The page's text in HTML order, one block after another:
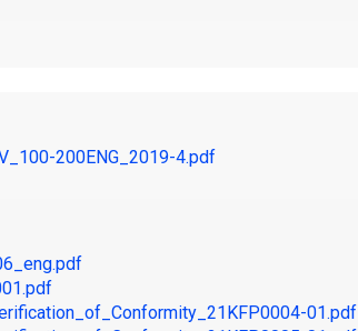
200ENG_2019-4.pdf
01.pdf